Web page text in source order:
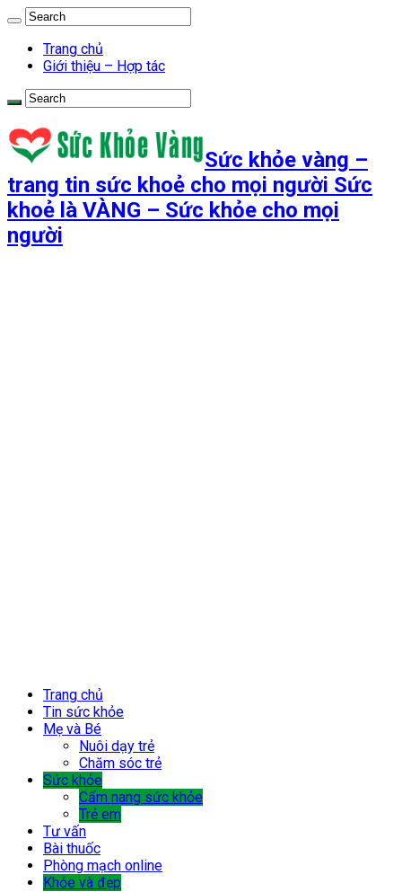
Trang chủ
Giới thiệu – Hợp tác
Sức khỏe vàng –
trang tin sức khoẻ cho mọi người Sức
khoẻ là VÀNG – Sức khỏe cho mọi
người
Trang chủ
Tin sức khỏe
Mẹ và Bé
Nuôi dạy trẻ
Chăm sóc trẻ
Sức khỏe
Cẩm nang sức khỏe
Trẻ em
Tư vấn
Bài thuốc
Phòng mạch online
Khỏe và đẹp